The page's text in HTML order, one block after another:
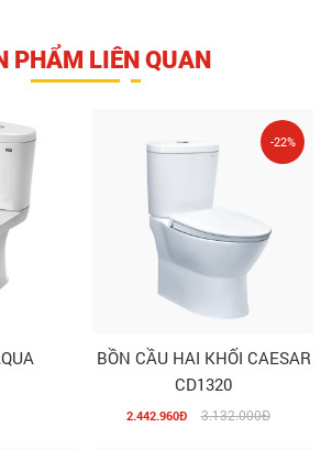
PHẨM LIÊN QUAN
BỒN CẦU HAI KHỐI CAESAR
CD1320
2.442.960Đ 3.132.000Đ
-22%